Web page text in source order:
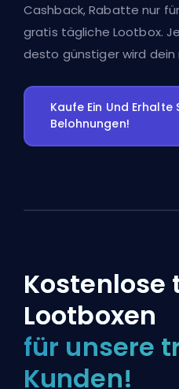
Cashback, Rabatte nur
gratis tägliche Lootbox.
desto günstiger wird
Kaufe Ein Und Erhalte
Belohnungen!
Kostenlose
Lootboxen
für unsere
Kunden!